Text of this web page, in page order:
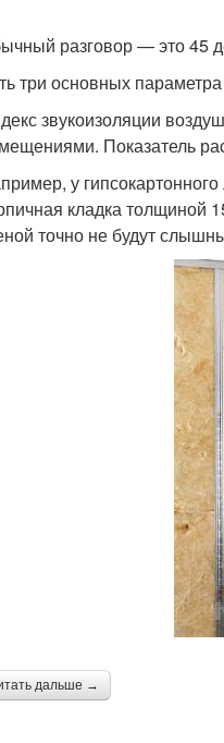
разговор — это 45
три основных
звукоизоляции
Показатель
у
кладка толщиной
точно не будут
дальше →